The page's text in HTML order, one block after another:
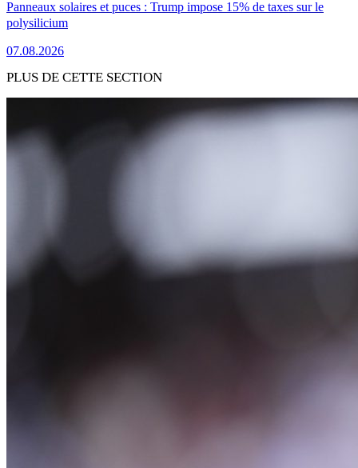
Panneaux solaires et puces : Trump impose 15% de taxes sur le
polysilicium
07.08.2026
PLUS DE CETTE SECTION